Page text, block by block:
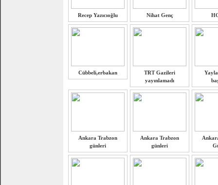
Recep Yazıcıoğlu Nihat Genç
Cübbeli,erbakan
TRT Gazileri
yayınlamadı
Ankara Trabzon
günleri
Ankara Trabzon
günleri